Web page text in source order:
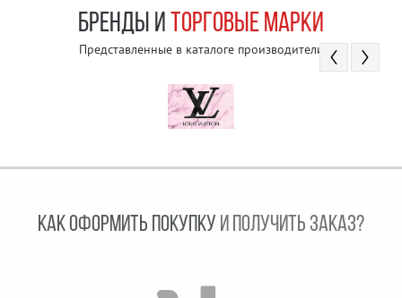
БРЕНДЫ И ТОРГОВЫЕ МАРКИ
Представленные в каталоге производители
КАК ОФОРМИТЬ ПОКУПКУ И ПОЛУЧИТЬ ЗАКАЗ?